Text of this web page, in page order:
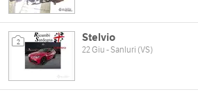
2 Stelvio
22 Giu - Sanluri (VS)